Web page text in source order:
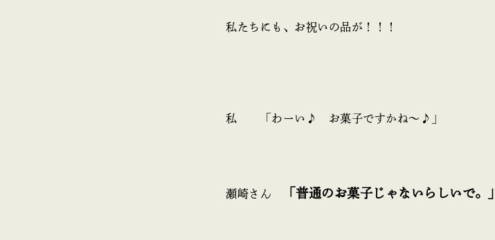
私たちにも、お祝いの品が！！！
私 「わーい♪ お菓子ですかね～♪」
瀬崎さん 「普通のお菓子じゃないらしいで。」